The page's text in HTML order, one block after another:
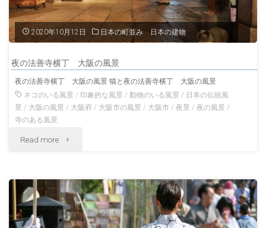
丁
阪
の
景"
2020年10月12日 日本の町並み 日本の建物
夜の法善寺横丁 大阪の風景
夜の法善寺横丁 大阪の風景 猫と夜の法善寺横丁 大阪の風景
ネコのいる風景 / 印象的な風景 /動物のいる風景 / 日本の伝統風
景 / 大阪の風景 / 大阪府 / 大阪市の風景 / 大阪市 /夜景 /夜の風景 /
寺のある風景
Read more "夜
法
善